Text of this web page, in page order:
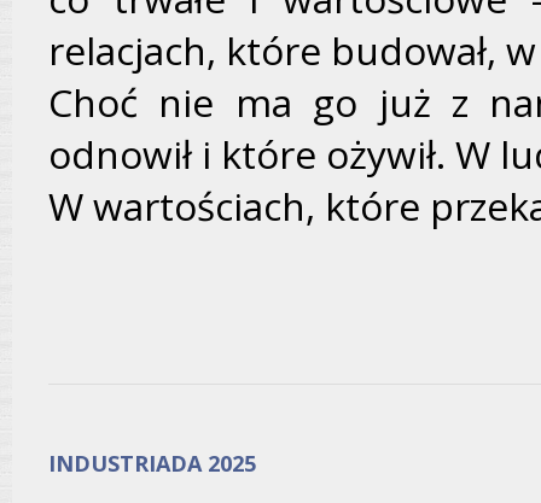
relacjach, które budował,
Choć nie ma go już z
odnowił i które ożywił. W
W wartościach, które
INDUSTRIADA 2025